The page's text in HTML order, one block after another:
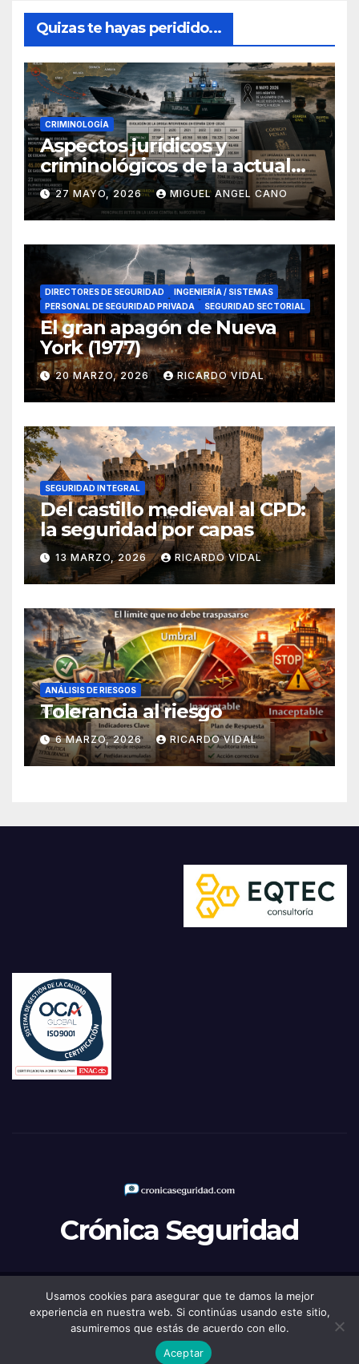
Quizas te hayas peridido...
CRIMINOLOGÍA
Aspectos jurídicos y
criminológicos de la actual
lucha contra el narcotráfico
en el sur de España
27 MAYO, 2026 MIGUEL ANGEL CANO
DIRECTORES DE SEGURIDAD
INGENIERÍA / SISTEMAS
PERSONAL DE SEGURIDAD PRIVADA
SEGURIDAD SECTORIAL
El gran apagón de Nueva
York (1977)
20 MARZO, 2026 RICARDO VIDAL
SEGURIDAD INTEGRAL
Del castillo medieval al CPD:
la seguridad por capas
13 MARZO, 2026 RICARDO VIDAL
ANÁLISIS DE RIESGOS
Tolerancia al riesgo
6 MARZO, 2026 RICARDO VIDAL
Crónica Seguridad
Funciona gracias a WordPress|Tema: Newsup deThemeansar
Aviso legal
Usamos cookies para asegurar que te damos la mejor
experiencia en nuestra web. Si continúas usando este sitio,
asumiremos que estás de acuerdo con ello.
Aceptar